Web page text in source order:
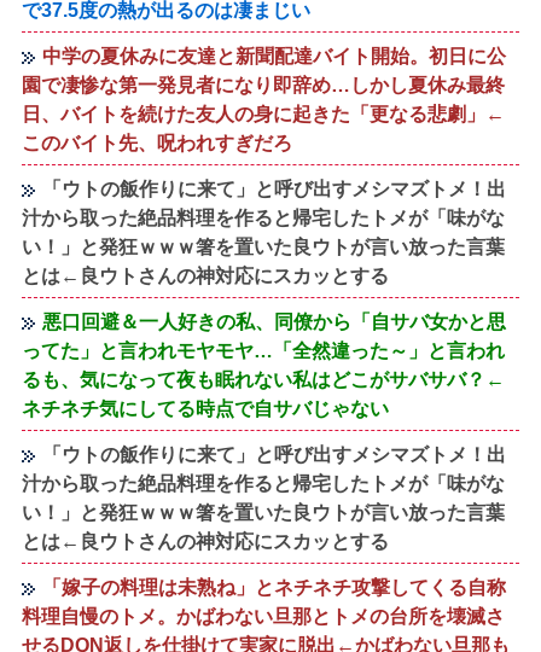
で37.5度の熱が出るのは凄まじい
中学の夏休みに友達と新聞配達バイト開始。初日に公
園で凄惨な第一発見者になり即辞め…しかし夏休み最終
日、バイトを続けた友人の身に起きた「更なる悲劇」←
このバイト先、呪われすぎだろ
「ウトの飯作りに来て」と呼び出すメシマズトメ！出
汁から取った絶品料理を作ると帰宅したトメが「味がな
い！」と発狂ｗｗｗ箸を置いた良ウトが言い放った言葉
とは←良ウトさんの神対応にスカッとする
悪口回避＆一人好きの私、同僚から「自サバ女かと思
ってた」と言われモヤモヤ…「全然違った～」と言われ
るも、気になって夜も眠れない私はどこがサバサバ？←
ネチネチ気にしてる時点で自サバじゃない
「ウトの飯作りに来て」と呼び出すメシマズトメ！出
汁から取った絶品料理を作ると帰宅したトメが「味がな
い！」と発狂ｗｗｗ箸を置いた良ウトが言い放った言葉
とは←良ウトさんの神対応にスカッとする
「嫁子の料理は未熟ね」とネチネチ攻撃してくる自称
料理自慢のトメ。かばわない旦那とトメの台所を壊滅さ
せるDQN返しを仕掛けて実家に脱出←かばわない旦那も